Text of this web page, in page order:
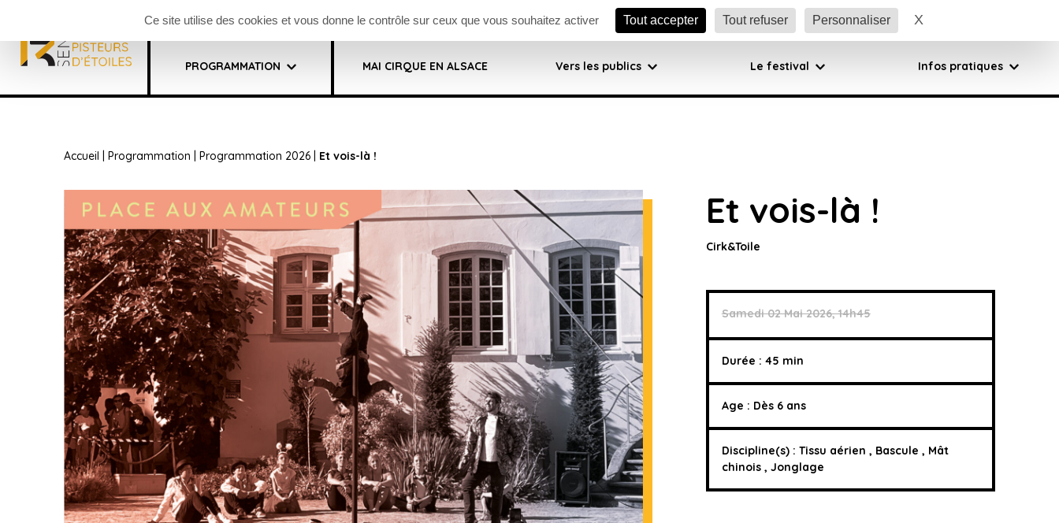
Billetterie festival Facebook Instagram
PROGRAMMATION MAI CIRQUE EN ALSACE Vers les publics Le festival Infos pratiques
Accueil Programmation Programmation 2026| Et vois-là !
Et vois-là !
Cirk&Toile
Samedi 02 Mai 2026, 14h45
Durée : 45 min
Age : Dès 6 ans
Discipline(s) : Tissu aérien , Bascule , Mât
chinois , Jonglage
Ce site utilise des cookies et vous donne le contrôle sur ceux que vous souhaitez activer Tout accepter Tout refuser Personnaliser XMasquer le bandeau